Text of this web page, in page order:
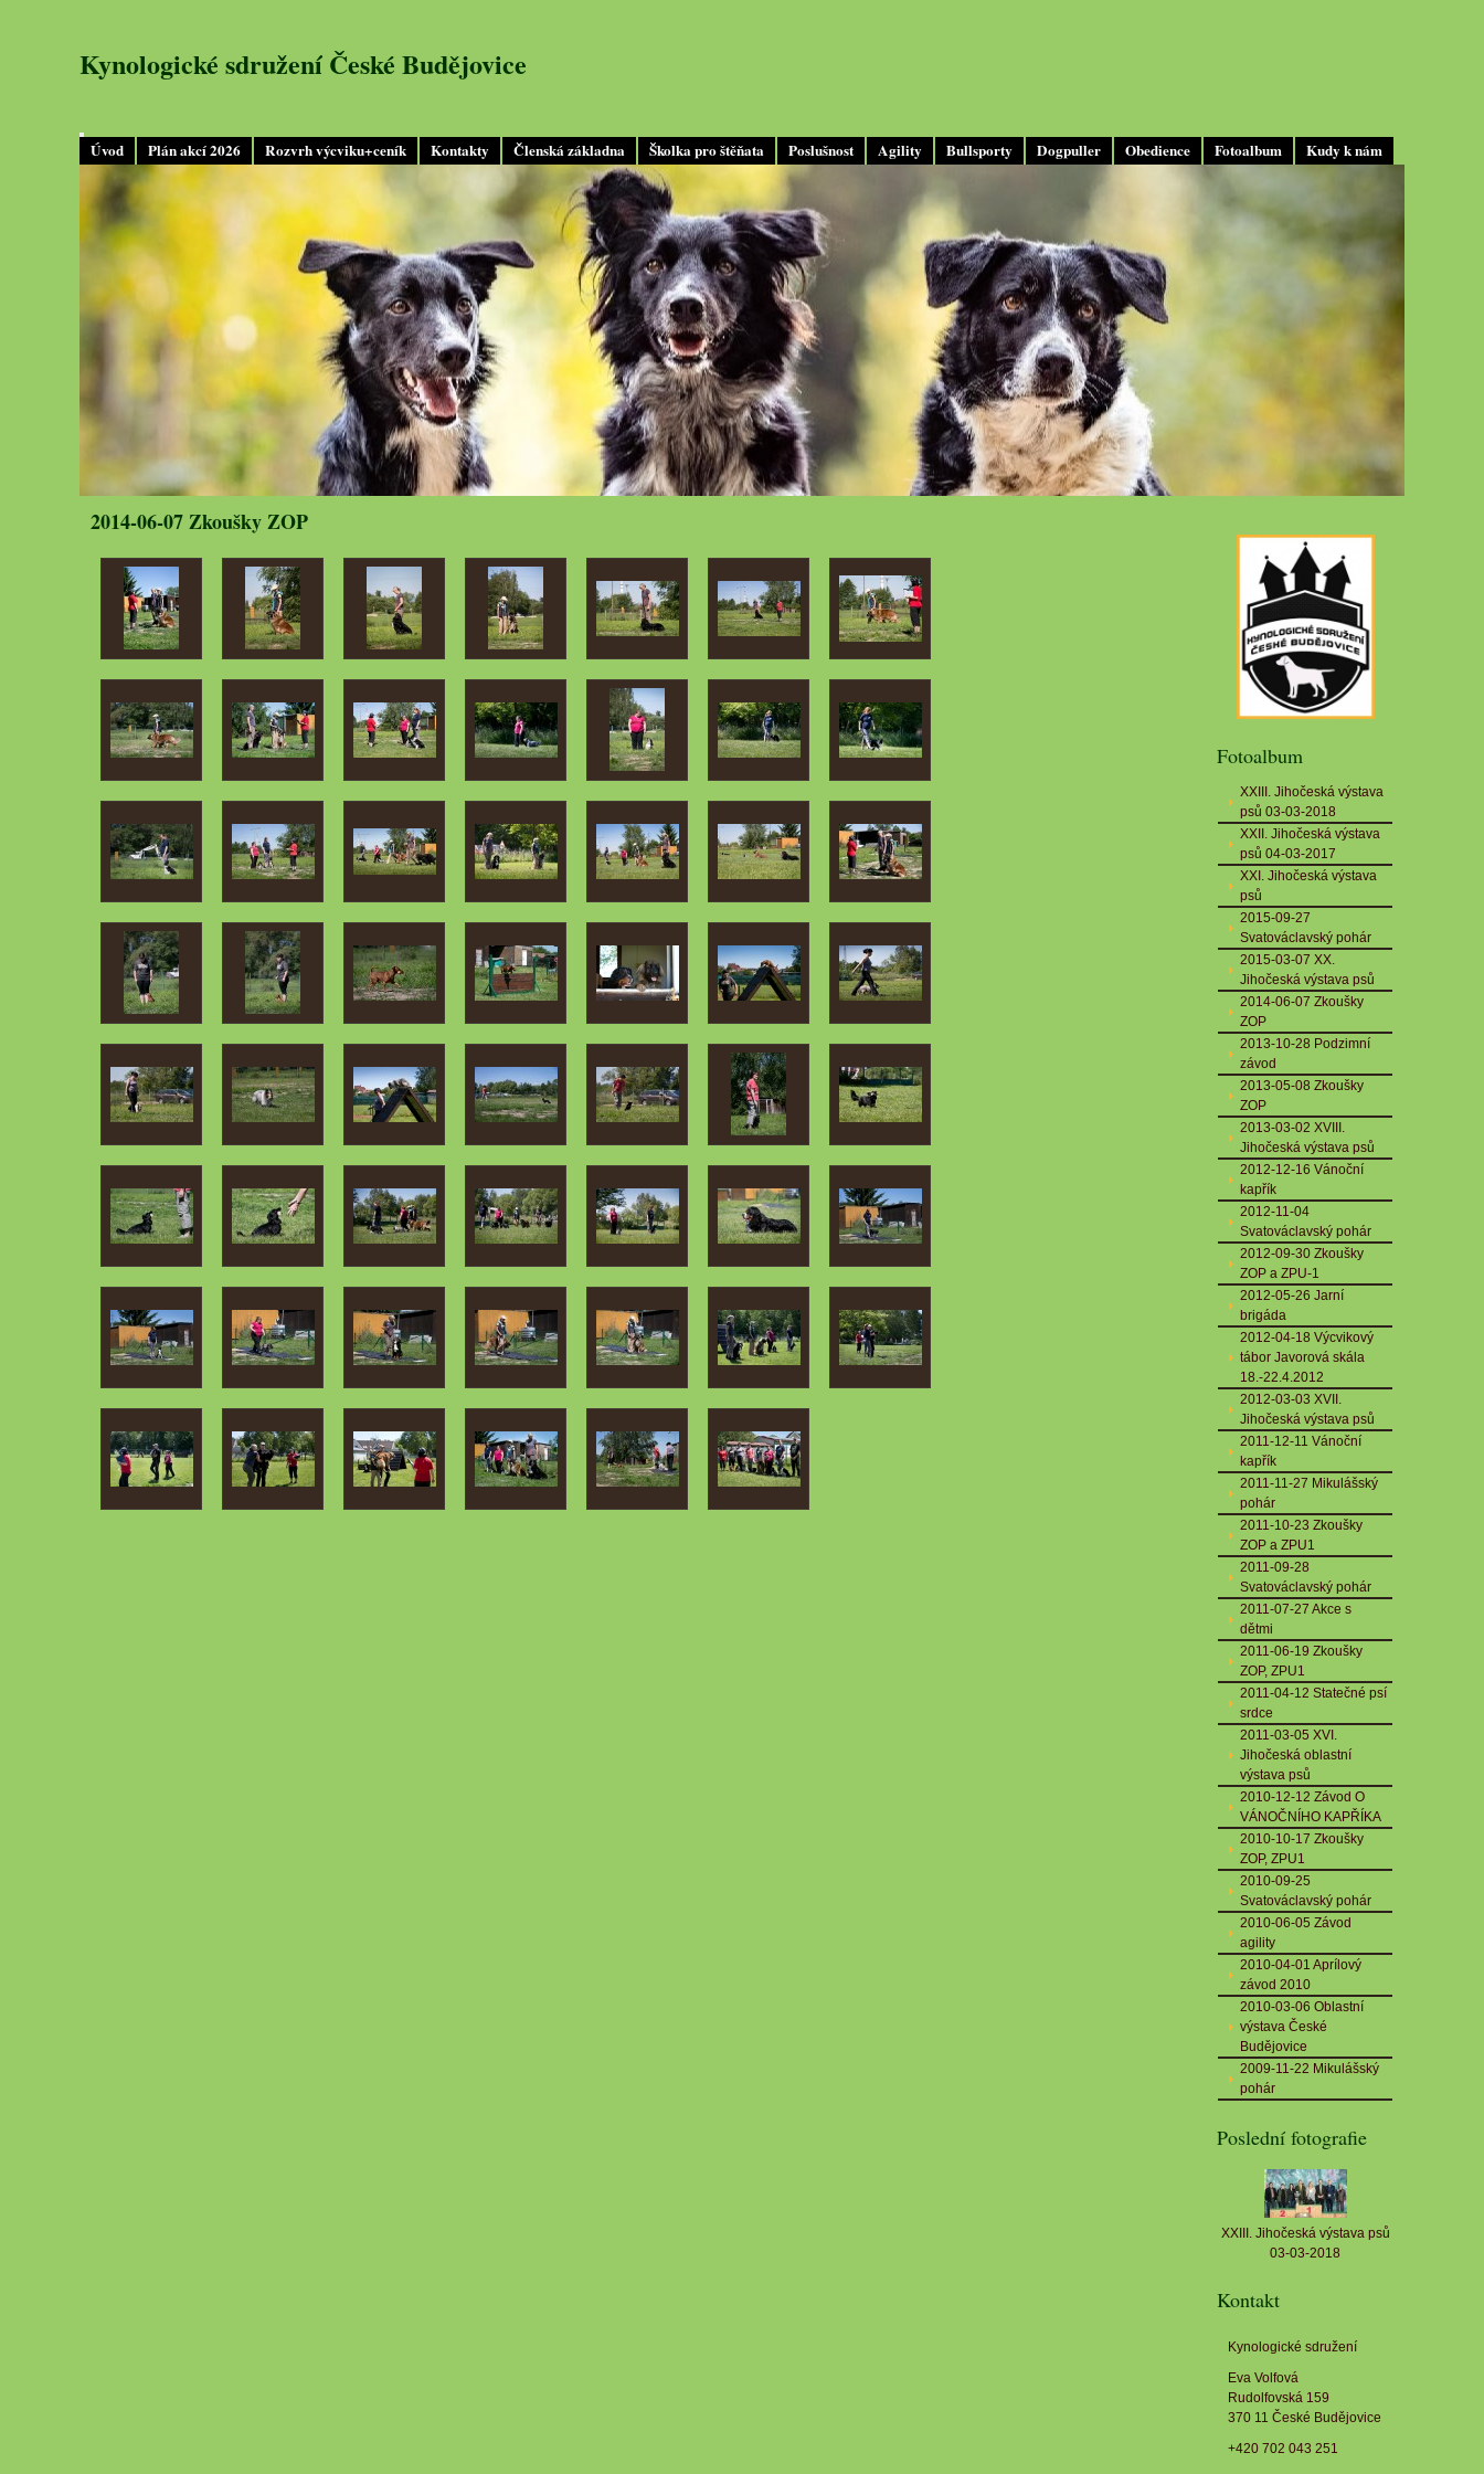
Úvod Plán akcí 2026 Rozvrh výcviku+ceník Kontakty Členská základna Školka pro štěňata Poslušnost Agility Bullsporty Dogpuller Obedience Fotoalbum Kudy k nám
Kynologické sdružení České Budějovice
2014-06-07 Zkoušky ZOP
Fotoalbum
XXIII. Jihočeská výstava
psů 03-03-2018
XXII. Jihočeská výstava
psů 04-03-2017
XXI. Jihočeská výstava
psů
2015-09-27
Svatováclavský pohár
2015-03-07 XX.
Jihočeská výstava psů
2014-06-07 Zkoušky
ZOP
2013-10-28 Podzimní
závod
2013-05-08 Zkoušky
ZOP
2013-03-02 XVIII.
Jihočeská výstava psů
2012-12-16 Vánoční
kapřík
2012-11-04
Svatováclavský pohár
2012-09-30 Zkoušky
ZOP a ZPU-1
2012-05-26 Jarní
brigáda
2012-04-18 Výcvikový
tábor Javorová skála
18.-22.4.2012
2012-03-03 XVII.
Jihočeská výstava psů
2011-12-11 Vánoční
kapřík
2011-11-27 Mikulášský
pohár
2011-10-23 Zkoušky
ZOP a ZPU1
2011-09-28
Svatováclavský pohár
2011-07-27 Akce s
dětmi
2011-06-19 Zkoušky
ZOP, ZPU1
2011-04-12 Statečné psí
srdce
2011-03-05 XVI.
Jihočeská oblastní
výstava psů
2010-12-12 Závod O
VÁNOČNÍHO KAPŘÍKA
2010-10-17 Zkoušky
ZOP, ZPU1
2010-09-25
Svatováclavský pohár
2010-06-05 Závod
agility
2010-04-01 Aprílový
závod 2010
2010-03-06 Oblastní
výstava České
Budějovice
2009-11-22 Mikulášský
pohár
Poslední fotografie
XXIII. Jihočeská výstava psů
03-03-2018
Kontakt
Kynologické sdružení
Eva Volfová
Rudolfovská 159
370 11 České Budějovice
+420 702 043 251